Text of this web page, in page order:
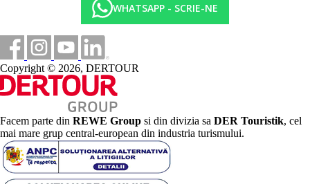
WHATSAPP - SCRIE-NE
Copyright © 2026, DERTOUR
Facem parte din REWE Group si din divizia sa DER Touristik, cel
mai mare grup central-european din industria turismului.